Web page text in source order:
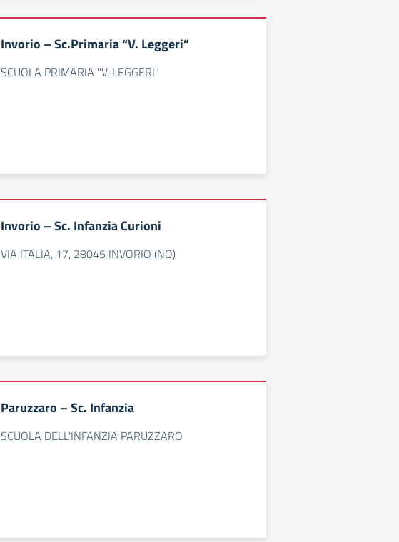
Invorio – Sc.Primaria “V. Leggeri”
SCUOLA PRIMARIA "V. LEGGERI"
Invorio – Sc. Infanzia Curioni
VIA ITALIA, 17, 28045 INVORIO (NO)
Paruzzaro – Sc. Infanzia
SCUOLA DELL'INFANZIA PARUZZARO